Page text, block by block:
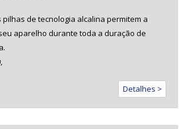
pilhas de tecnologia alcalina permitem a
aparelho durante toda a duração de
Detalhes >